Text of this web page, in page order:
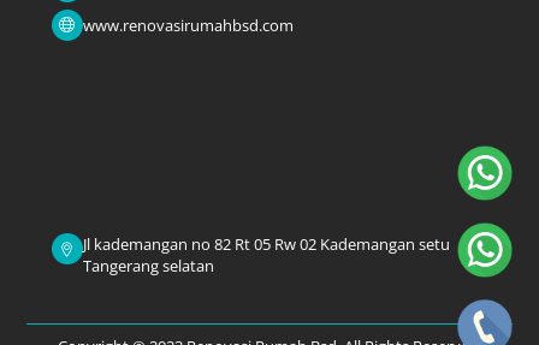
www.renovasirumahbsd.com
Jl kademangan no 82 Rt 05 Rw 02 Kademangan setu
Tangerang selatan